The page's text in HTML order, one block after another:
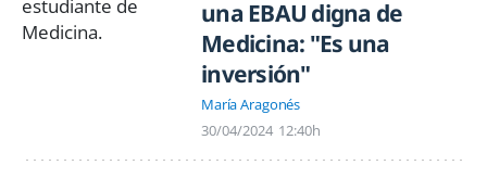
una EBAU digna de
Medicina: "Es una
inversión"
María Aragonés
30/04/2024 12:40h